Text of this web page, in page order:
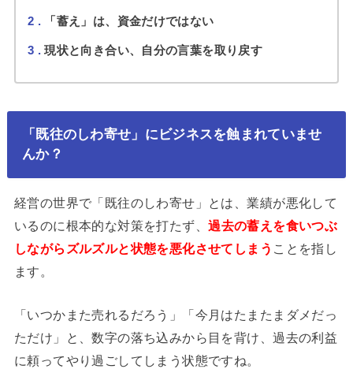
2 「蓄え」は、資金だけではない
3 現状と向き合い、自分の言葉を取り戻す
「既往のしわ寄せ」にビジネスを蝕まれていませ
んか？
経営の世界で「既往のしわ寄せ」とは、業績が悪化して
いるのに根本的な対策を打たず、過去の蓄えを食いつぶ
しながらズルズルと状態を悪化させてしまう ことを指し
ます。
「いつかまた売れるだろう」「今月はたまたまダメだっ
ただけ」と、数字の落ち込みから目を背け、過去の利益
に頼ってやり過ごしてしまう状態ですね。